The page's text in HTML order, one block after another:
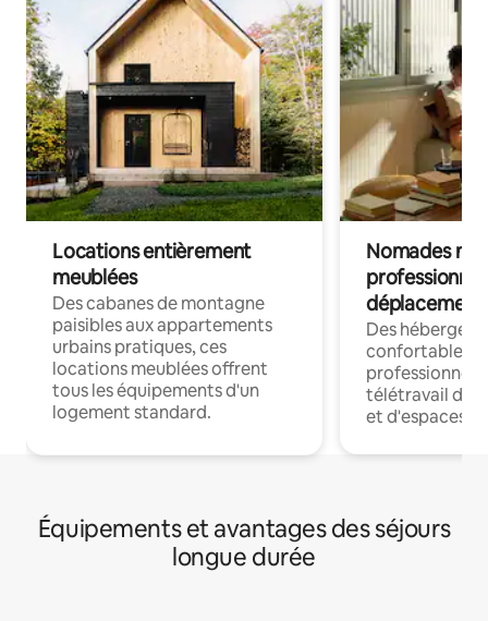
Locations entièrement
meublées
Des cabanes de montagne
paisibles aux appartements
urbains pratiques, ces
locations meublées offrent
tous les équipements d'un
logement standard.
Nomades
déplacement
Des
confortables
professionnels
télétravail
et d'espaces
Équipements et avantages des séjours
longue durée